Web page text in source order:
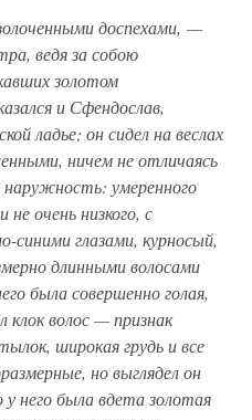
доспехами, —
ведя за собою
золотом
и Сфендослав,
ладье; он сидел на веслах
ничем не отличаясь
умеренного
очень низкого, с
синими глазами, курносый,
длинными волосами
была совершенно голая,
клок волос — признак
широкая грудь и все
но выглядел он
него была вдета золотая